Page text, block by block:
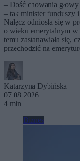
– Dość chowania
– tak minister funduszy
Nałęcz odniosła się w
o wieku emerytalnym w
temu zastanawiała się,
przechodzić na
Katarzyna Dybińska
07.08.2026
4 min
Biznes